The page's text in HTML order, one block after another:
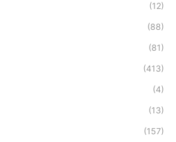
(12)
(88)
(81)
(413)
(4)
(13)
(157)